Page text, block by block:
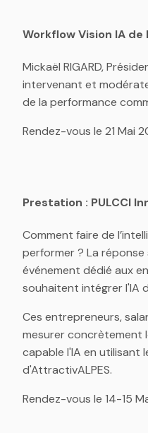
Workflow Vision IA de
Mickaël RIGARD,
intervenant et
de la performance
Rendez-vous le 21 Mai
Prestation : PULCCI
Comment faire de
performer ? La
événement dédié aux
souhaitent intégrer l'IA
Ces entrepreneurs,
mesurer concrètement
capable l'IA en utilisant
d'AttractivALPES.
Rendez-vous le 14-15